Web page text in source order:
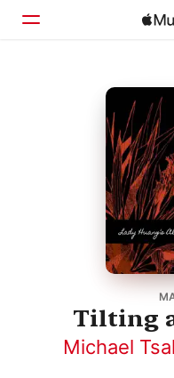
Explorar
Tilting
Michael